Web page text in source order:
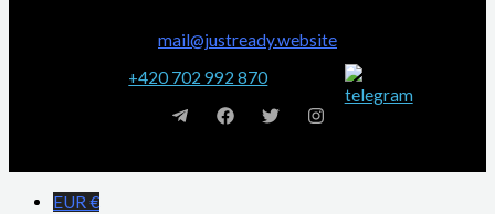
mail@justready.website
+420 702 992 870
EUR €